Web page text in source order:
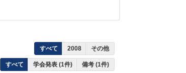
すべて 2008 その他
すべて 学会発表 (1件) 備考 (1件)